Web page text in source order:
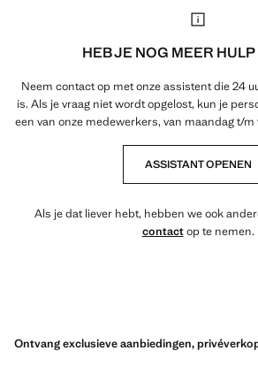
HEB JE NOG MEER
Neem contact op met onze assistent die 24
is. Als je vraag niet wordt opgelost, kun je
een van onze medewerkers, van maandag t/m
ASSISTANT OPENEN
Als je dat liever hebt, hebben we ook
contactop te nemen.
Ontvang exclusieve aanbiedingen,